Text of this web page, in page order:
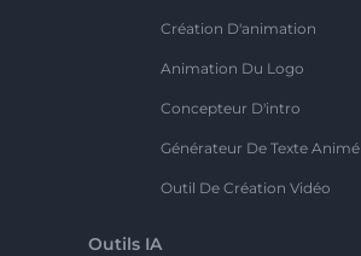
Création D'animation
Animation Du Logo
Concepteur D'intro
Générateur De Texte Animé
Outil De Création Vidéo
Outils IA